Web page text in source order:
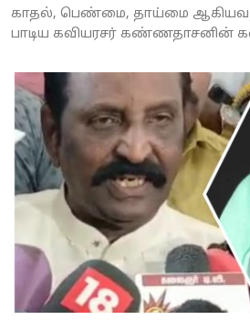
காதல், பெண்மை, தாய்மை
பாடிய கவியரசர் கண்ணதாசனின்